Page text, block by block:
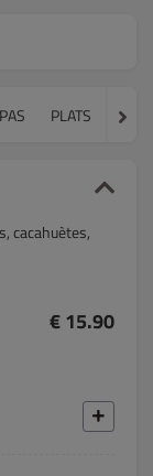
PLATS BO
cacahuètes,
€ 15.90